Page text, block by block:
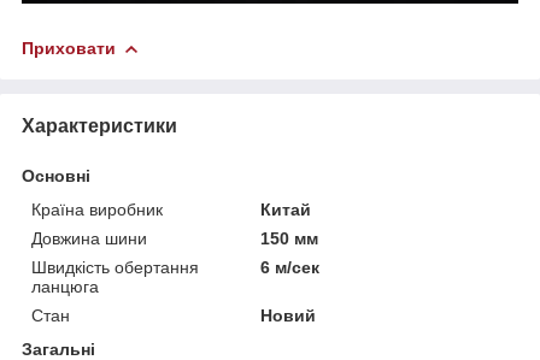
Приховати
Характеристики
Основні
Країна виробник
Китай
Довжина шини
150 мм
Швидкість обертання
ланцюга
6 м/сек
Стан
Новий
Загальні